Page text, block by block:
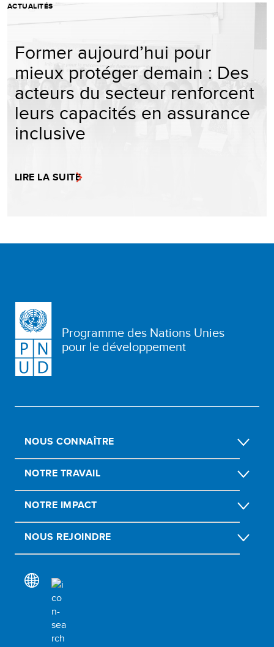
ACTUALITÉS
Former aujourd’hui pour
mieux protéger demain : Des
acteurs du secteur renforcent
leurs capacités en assurance
inclusive
LIRE LA SUITE
Programme des Nations Unies
pour le développement
NOUS CONNAÎTRE
NOTRE TRAVAIL
NOTRE IMPACT
NOUS REJOINDRE